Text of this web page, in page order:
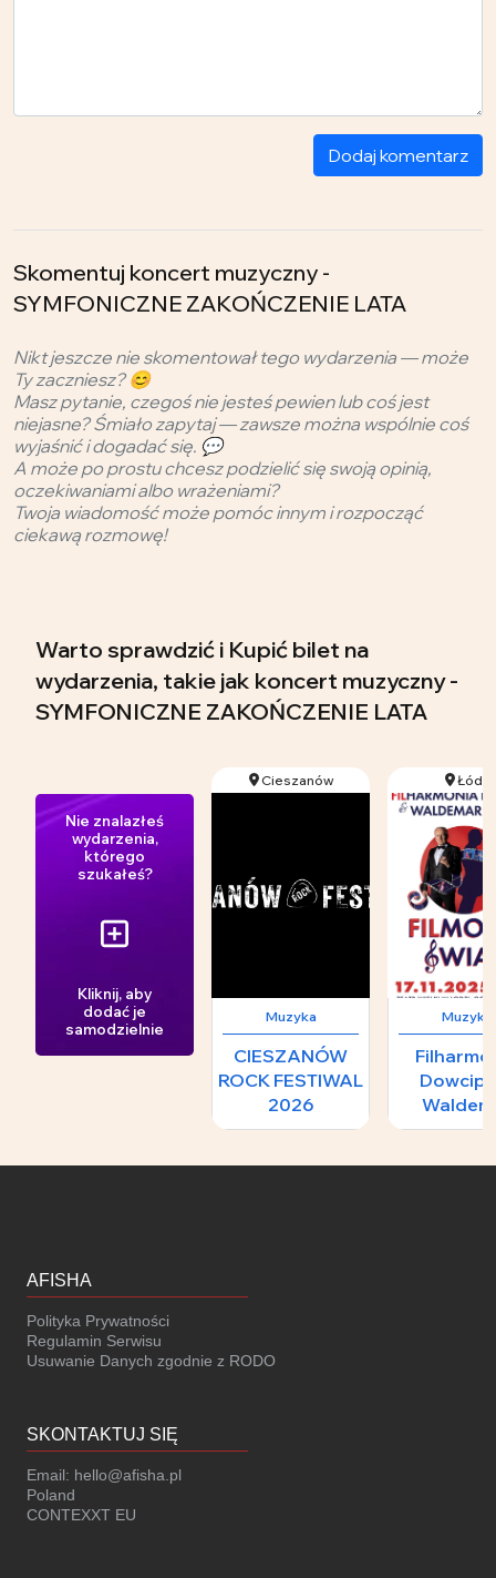
Dodaj komentarz
Skomentuj koncert muzyczny -
SYMFONICZNE ZAKOŃCZENIE LATA
Nikt jeszcze nie skomentował tego wydarzenia — może
Ty zaczniesz? 😊
Masz pytanie, czegoś nie jesteś pewien lub coś jest
niejasne? Śmiało zapytaj — zawsze można wspólnie coś
wyjaśnić i dogadać się. 💬
A może po prostu chcesz podzielić się swoją opinią,
oczekiwaniami albo wrażeniami?
Twoja wiadomość może pomóc innym i rozpocząć
ciekawą rozmowę!
Warto sprawdzić i Kupić bilet na
wydarzenia, takie jak koncert muzyczny -
SYMFONICZNE ZAKOŃCZENIE LATA
Nie znalazłeś
wydarzenia,
którego
szukałeś?
Kliknij, aby
dodać je
samodzielnie
Cieszanów
Muzyka
CIESZANÓW
ROCK FESTIWAL
2026
Łódź
Muzyka
Malicki
AFISHA
Polityka Prywatności
Regulamin Serwisu
Usuwanie Danych zgodnie z RODO
SKONTAKTUJ SIĘ
Email: hello@afisha.pl
Poland
CONTEXXT EU